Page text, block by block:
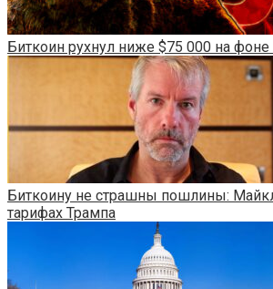
Биткоин рухнул ниже $75 000 на
Биткоину не страшны пошлины:
тарифах Трампа